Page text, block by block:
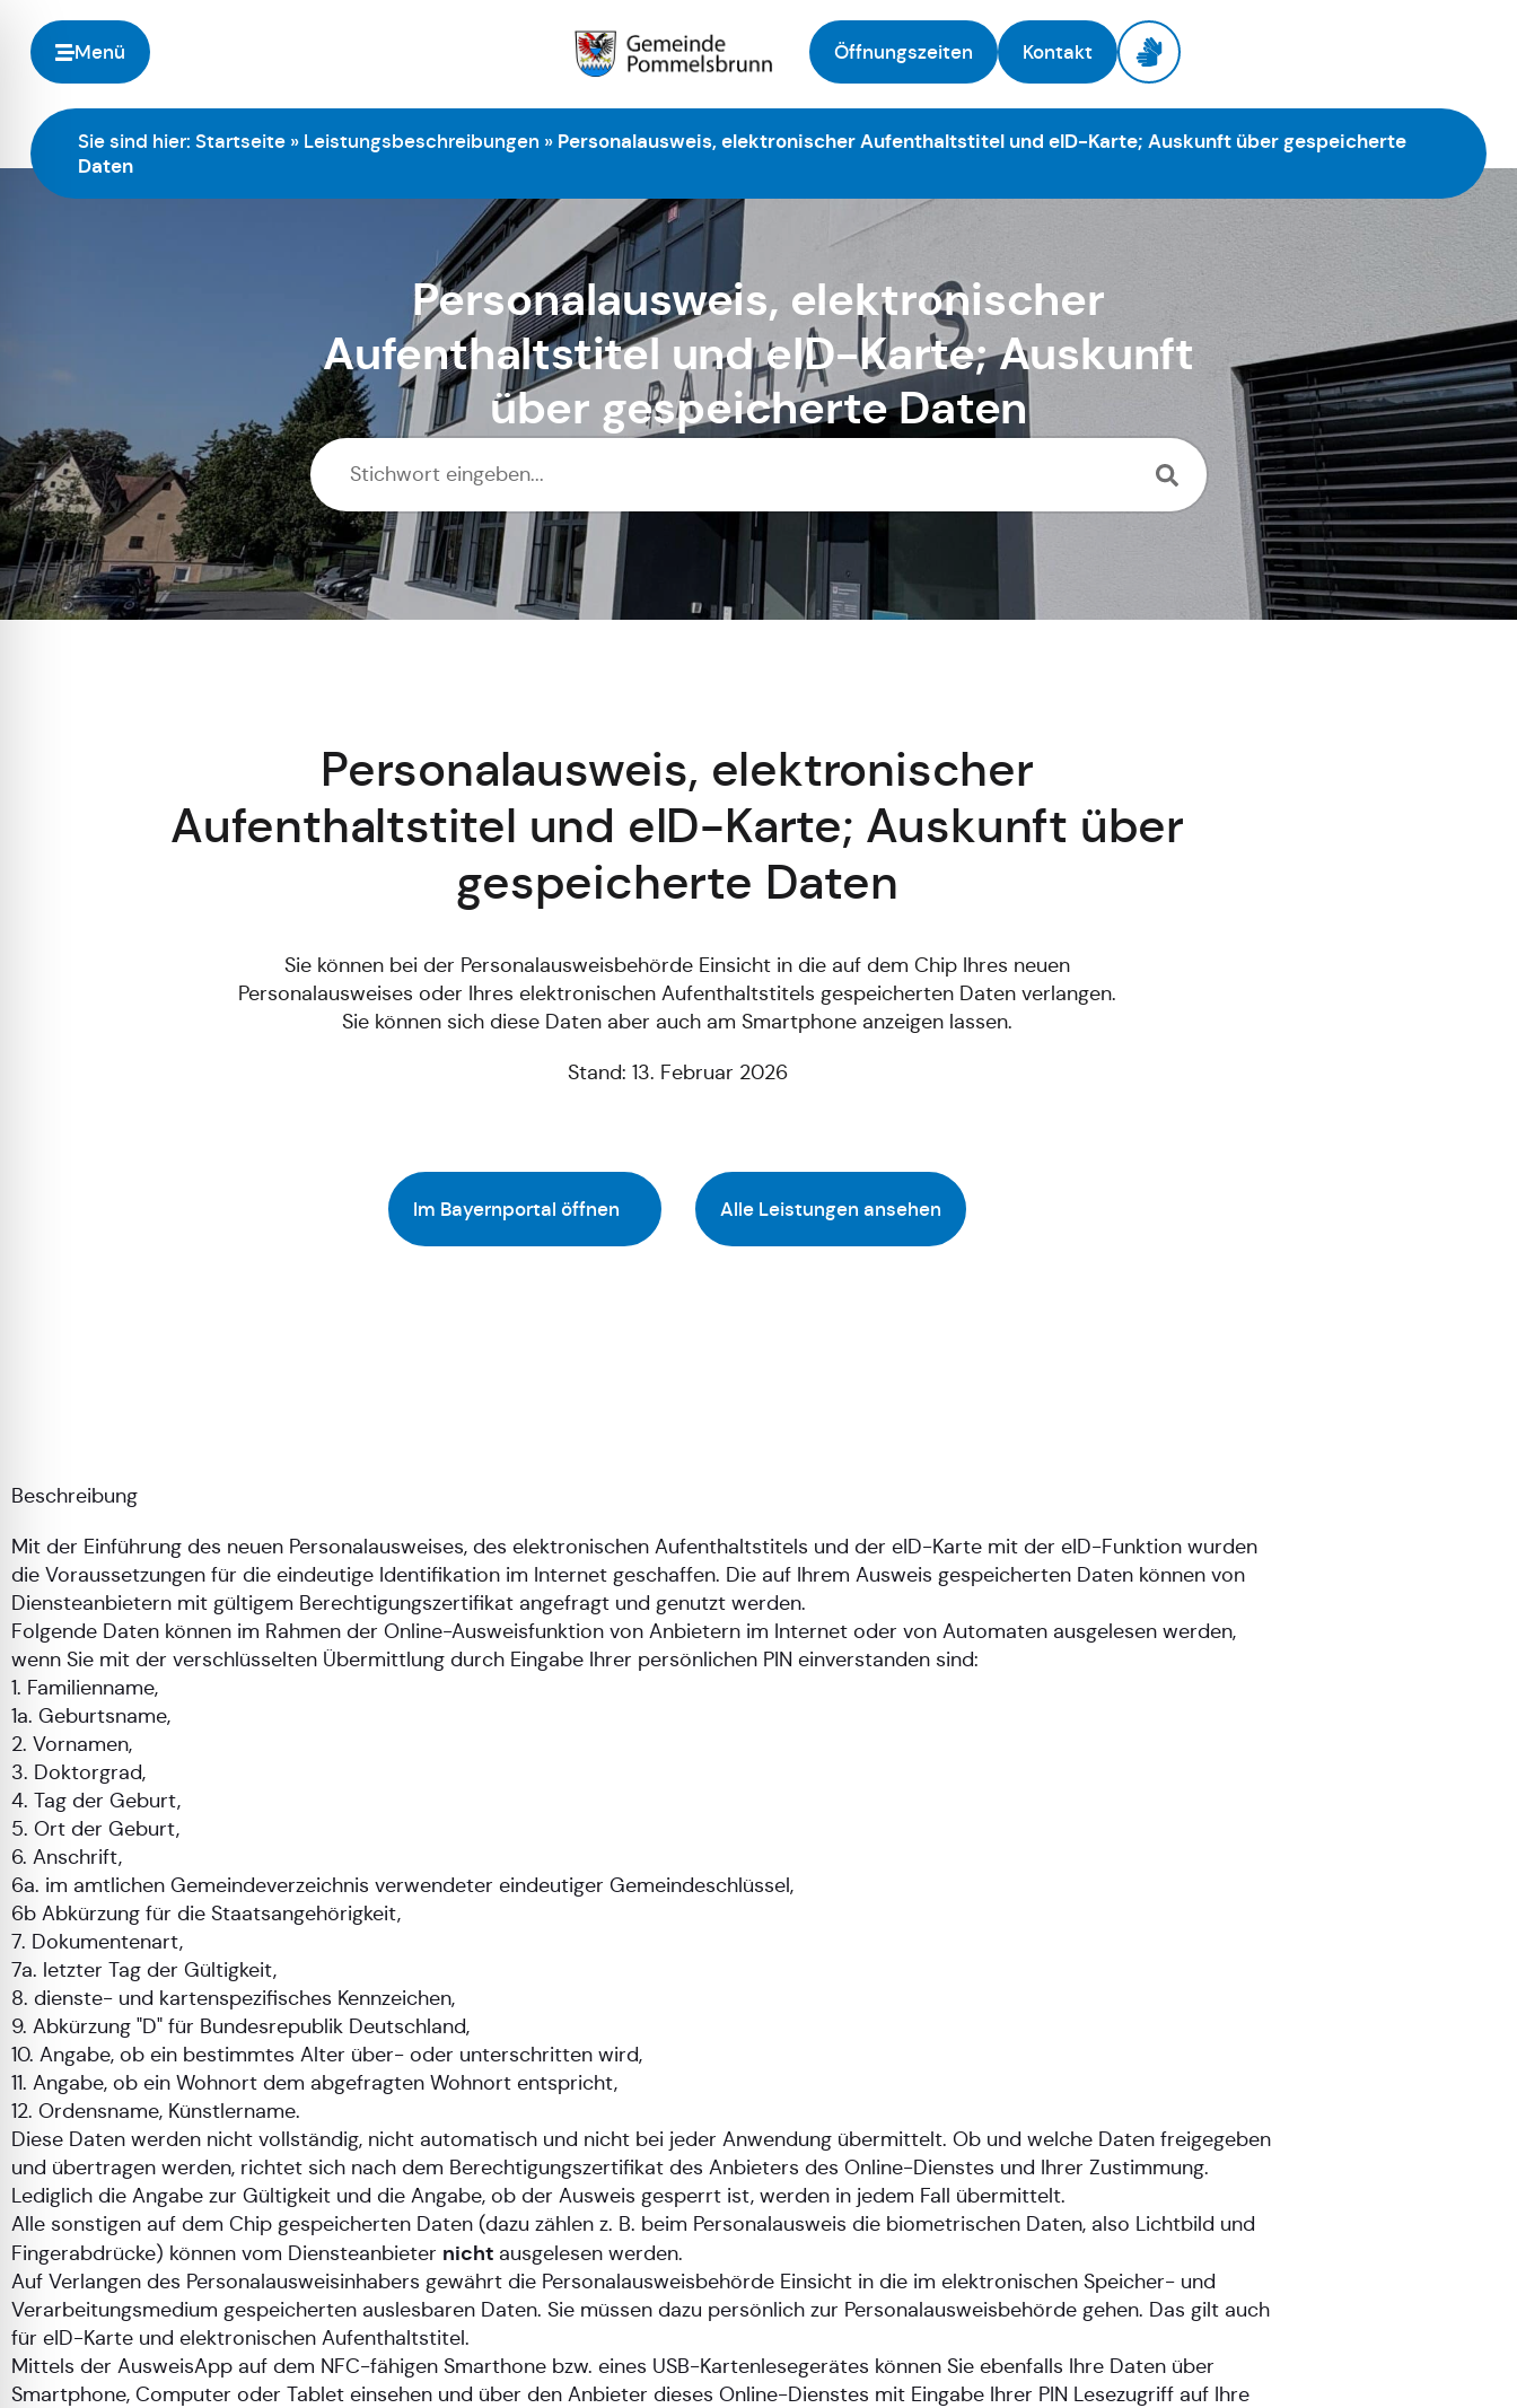
Menü
Zur Startseite
Öffnungszeiten Kontakt
Sie sind hier: Startseite » Leistungsbeschreibungen » Personalausweis, elektronischer Aufenthaltstitel und eID-Karte; Auskunft über gespeicherte
Daten
Personalausweis, elektronischer
Aufenthaltstitel und eID-Karte; Auskunft
über gespeicherte Daten
Personalausweis, elektronischer
Aufenthaltstitel und eID-Karte; Auskunft über
gespeicherte Daten
Sie können bei der Personalausweisbehörde Einsicht in die auf dem Chip Ihres neuen
Personalausweises oder Ihres elektronischen Aufenthaltstitels gespeicherten Daten verlangen.
Sie können sich diese Daten aber auch am Smartphone anzeigen lassen.
Stand: 13. Februar 2026
Im Bayernportal öffnen Alle Leistungen ansehen
Beschreibung
Mit der Einführung des neuen Personalausweises, des elektronischen Aufenthaltstitels und der eID-Karte mit der eID-Funktion wurden
die Voraussetzungen für die eindeutige Identifikation im Internet geschaffen. Die auf Ihrem Ausweis gespeicherten Daten können von
Diensteanbietern mit gültigem Berechtigungszertifikat angefragt und genutzt werden.
Folgende Daten können im Rahmen der Online-Ausweisfunktion von Anbietern im Internet oder von Automaten ausgelesen werden,
wenn Sie mit der verschlüsselten Übermittlung durch Eingabe Ihrer persönlichen PIN einverstanden sind:
1. Familienname,
1a. Geburtsname,
2. Vornamen,
3. Doktorgrad,
4. Tag der Geburt,
5. Ort der Geburt,
6. Anschrift,
6a. im amtlichen Gemeindeverzeichnis verwendeter eindeutiger Gemeindeschlüssel,
6b Abkürzung für die Staatsangehörigkeit,
7. Dokumentenart,
7a. letzter Tag der Gültigkeit,
8. dienste- und kartenspezifisches Kennzeichen,
9. Abkürzung "D" für Bundesrepublik Deutschland,
10. Angabe, ob ein bestimmtes Alter über- oder unterschritten wird,
11. Angabe, ob ein Wohnort dem abgefragten Wohnort entspricht,
12. Ordensname, Künstlername.
Diese Daten werden nicht vollständig, nicht automatisch und nicht bei jeder Anwendung übermittelt. Ob und welche Daten freigegeben
und übertragen werden, richtet sich nach dem Berechtigungszertifikat des Anbieters des Online-Dienstes und Ihrer Zustimmung.
Lediglich die Angabe zur Gültigkeit und die Angabe, ob der Ausweis gesperrt ist, werden in jedem Fall übermittelt.
Alle sonstigen auf dem Chip gespeicherten Daten (dazu zählen z. B. beim Personalausweis die biometrischen Daten, also Lichtbild und
Fingerabdrücke) können vom Diensteanbieter nicht ausgelesen werden.
Auf Verlangen des Personalausweisinhabers gewährt die Personalausweisbehörde Einsicht in die im elektronischen Speicher- und
Verarbeitungsmedium gespeicherten auslesbaren Daten. Sie müssen dazu persönlich zur Personalausweisbehörde gehen. Das gilt auch
für eID-Karte und elektronischen Aufenthaltstitel.
Mittels der AusweisApp auf dem NFC-fähigen Smarthone bzw. eines USB-Kartenlesegerätes können Sie ebenfalls Ihre Daten über
Smartphone, Computer oder Tablet einsehen und über den Anbieter dieses Online-Dienstes mit Eingabe Ihrer PIN Lesezugriff auf Ihre